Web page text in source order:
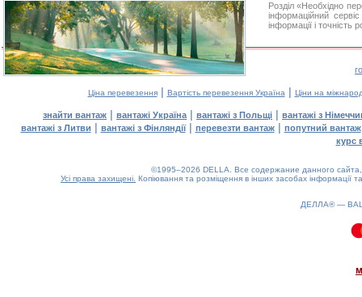
Розділ «Необхідно
інформаційний
інформації і
Ціна перевезення| Вартість перевезення Україна | Ціни на
знайти вантаж | вантажі Україна | вантажі з Польщі | вантажі з
вантажі з Литви | вантажі з Фінляндії| перевезти вантаж| попутний вантаж
курс
©1995–2026 DELLA. Все содержание данного
Усі права захищені. Копіювання та розміщення в інших засобах інформації
ДЕЛЛА® —